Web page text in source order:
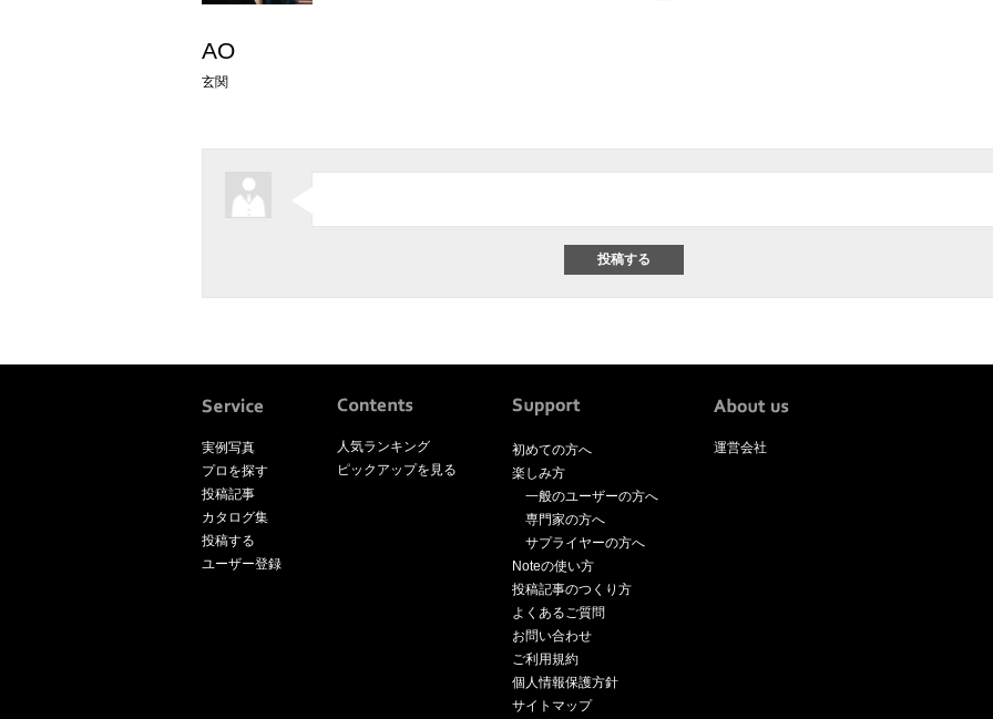
AO
玄関
実例写真
プロを探す
投稿記事
カタログ集
投稿する
ユーザー登録
人気ランキング
ピックアップを見る
初めての方へ
楽しみ方
一般のユーザーの方へ
専門家の方へ
サプライヤーの方へ
Noteの使い方
投稿記事のつくり方
よくあるご質問
お問い合わせ
ご利用規約
個人情報保護方針
サイトマップ
運営会社